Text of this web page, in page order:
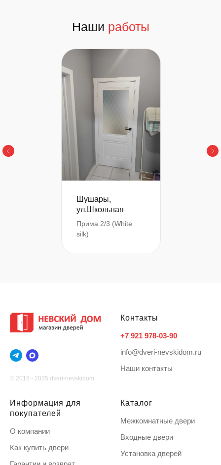
Наши работы
Шушары,
ул.Школьная
Прима 2/3 (White
silk)
© 2015 - 2025 dveri-nevskidom
Контакты
+7 921 978-03-90
info@dveri-nevskidom.ru
Наши контакты
Информация для
покупателей
О компании
Как купить двери
Каталог
Межкомнатные двери
Входные двери
Установка дверей